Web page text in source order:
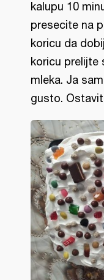
kalupu 10
presecite na
koricu da
koricu prelijte
mleka. Ja
gusto.